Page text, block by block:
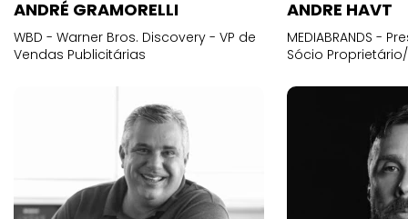
ANDRÉ GRAMORELLI
WBD - Warner Bros. Discovery - VP de
Vendas Publicitárias
ANDRE HAVT
MEDIABRANDS -
Sócio